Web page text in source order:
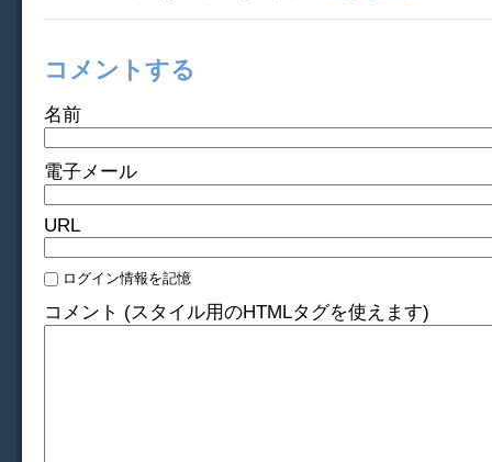
コメントする
名前
電子メール
URL
ログイン情報を記憶
コメント (スタイル用のHTMLタグを使えます)